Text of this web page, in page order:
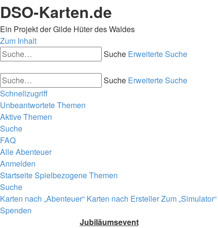
DSO-Karten.de
Ein Projekt der Gilde Hüter des Waldes
Zum Inhalt
Suche Erweiterte Suche
Suche Erweiterte Suche
Schnellzugriff
Unbeantwortete Themen
Aktive Themen
Suche
FAQ
Alle Abenteuer
Anmelden
StartseiteSpielbezogene Themen
Suche
Karten nach „Abenteuer“ Karten nach ErstellerZum „Simulator“
Spenden
Jubiläumsevent